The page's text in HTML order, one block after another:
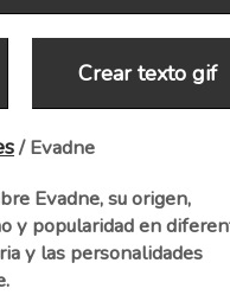
Crear texto gif
/ Evadne
Evadne, su origen,
y popularidad en
y las personalidades